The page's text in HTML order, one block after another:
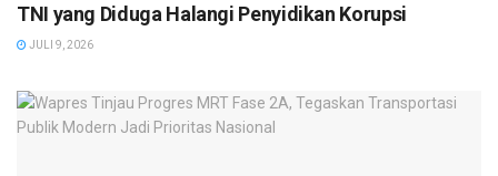
TNI yang Diduga Halangi Penyidikan Korupsi
JULI 9, 2026